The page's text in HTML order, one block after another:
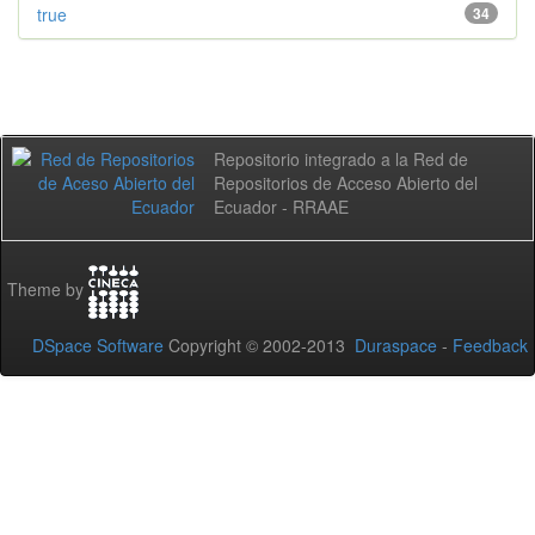
34
true
Repositorio integrado a la Red de
Repositorios de Acceso Abierto del
Ecuador - RRAAE
Theme by
DSpace Software Copyright © 2002-2013 Duraspace - Feedback